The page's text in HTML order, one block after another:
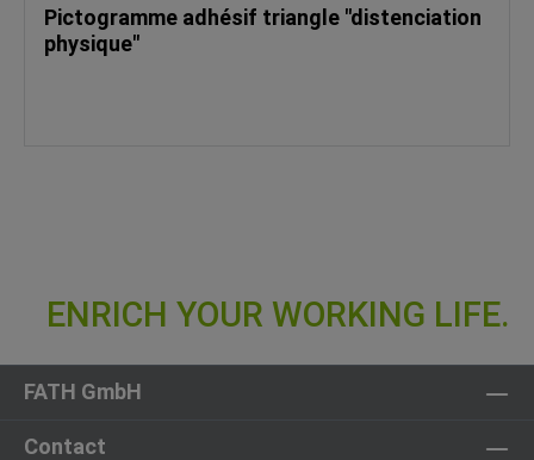
Pictogramme adhésif triangle "distenciation
physique"
FATH GmbH
Contact